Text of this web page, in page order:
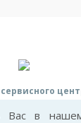
в нашем